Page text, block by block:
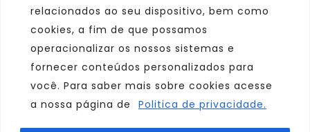
relacionados ao seu dispositivo, bem como
cookies, a fim de que possamos
operacionalizar os nossos sistemas e
fornecer conteúdos personalizados para
você. Para saber mais sobre cookies acesse
a nossa página de
Politica de privacidade.